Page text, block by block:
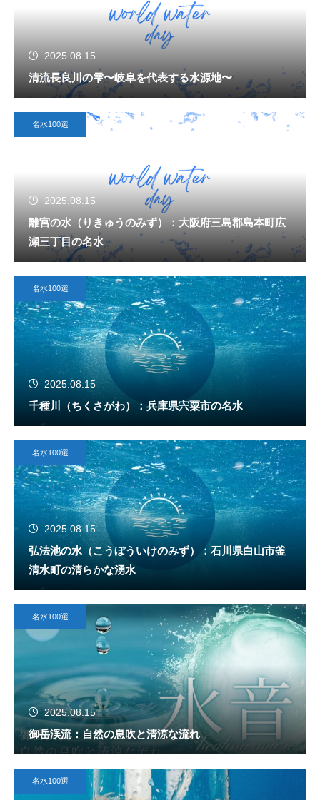
2025.08.15
清流長良川の雫〜岐阜を代表する水源地〜
名水100選
2025.08.15
離宮の水（りきゅうのみず）：大阪府三島郡島本町広
瀬三丁目の名水
名水100選
2025.08.15
千種川（ちくさがわ）：兵庫県宍粟市の名水
名水100選
2025.08.15
弘法池の水（こうぼういけのみず）：石川県白山市釜
清水町の清らかな湧水
名水100選
2025.08.15
御岳渓流：自然の息吹と清涼な流れ
名水100選